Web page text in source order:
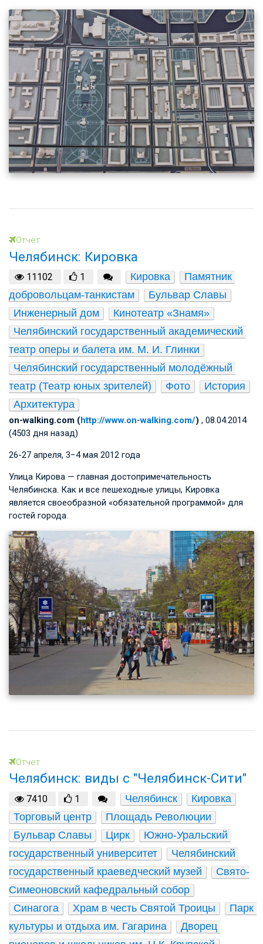
Отчет
Челябинск: Кировка
11102 1 Кировка
Памятник
добровольцам-танкистам
Бульвар Славы
Инженерный дом
Кинотеатр «Знамя»
Челябинский государственный академический
театр оперы и балета им. М. И. Глинки
Челябинский государственный молодёжный
театр (Театр юных зрителей)
Фото
История
Архитектура
on-walking.com (http://www.on-walking.com/) , 08.04.2014
(4503 дня назад)
26­-27 апреля, 3−4 мая 2012 года
Улица Кирова — главная достопримечательность
Челябинска. Как и все пешеходные улицы, Кировка
является своеобразной «обязательной программой» для
гостей города.
Отчет
Челябинск: виды с "Челябинск-Сити"
7410 1 Челябинск
Кировка
Торговый центр
Площадь Революции
Бульвар Славы
Цирк
Южно-Уральский
государственный университет
Челябинский
государственный краеведческий музей
Свято-
Симеоновский кафедральный собор
Синагога
Храм в честь Святой Троицы
Парк
культуры и отдыха им. Гагарина
Дворец